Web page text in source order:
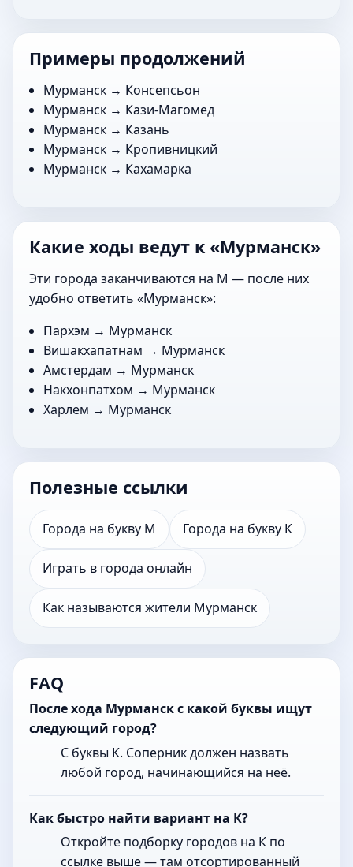
Примеры продолжений
Мурманск → Консепсьон
Мурманск → Кази-Магомед
Мурманск → Казань
Мурманск → Кропивницкий
Мурманск → Кахамарка
Какие ходы ведут к «Мурманск»
Эти города заканчиваются на М — после них
удобно ответить «Мурманск»:
Пархэм → Мурманск
Вишакхапатнам → Мурманск
Амстердам → Мурманск
Накхонпатхом → Мурманск
Харлем → Мурманск
Полезные ссылки
Города на букву М Города на букву К
Играть в города онлайн
Как называются жители Мурманск
FAQ
После хода Мурманск с какой буквы ищут
следующий город?
С буквы К. Соперник должен назвать
любой город, начинающийся на неё.
Как быстро найти вариант на К?
Откройте подборку городов на К по
ссылке выше — там отсортированный